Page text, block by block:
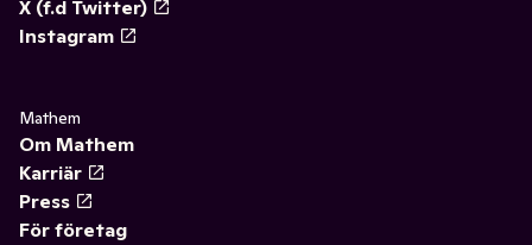
X (f.d Twitter)
Instagram
Mathem
Om Mathem
Karriär
Press
För företag